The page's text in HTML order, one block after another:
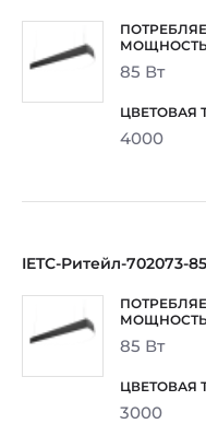
85 Вт
4000
IETC-Ритейл-702073-
85 Вт
3000